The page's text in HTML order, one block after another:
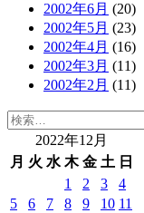
2002年6月 (20)
2002年5月 (23)
2002年4月 (16)
2002年3月 (11)
2002年2月 (11)
検
2022年12月
月 火 水 木 金 土 日
1
2 3
4
5
6 7 8 9 10 11